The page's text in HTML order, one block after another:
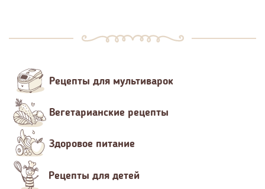
Рецепты для мультиварок
Вегетарианские рецепты
Здоровое питание
Рецепты для детей